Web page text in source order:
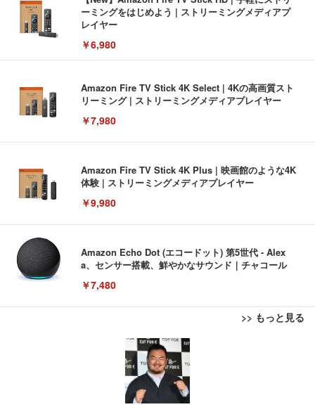
ーミングをはじめよう | ストリーミングメディアプ
レイヤー
￥6,980
Amazon Fire TV Stick 4K Select | 4Kの高画質スト
リーミング | ストリーミングメディアプレイヤー
￥7,980
Amazon Fire TV Stick 4K Plus | 映画館のような4K
体験 | ストリーミングメディアプレイヤー
￥9,980
Amazon Echo Dot (エコードット) 第5世代 - Alex
a、センサー搭載、鮮やかなサウンド｜チャコール
￥7,480
>> もっと見る
[EdoErgo] オフィスチェア 椅子 テレワーク 疲れな
い 跳ね上げ式アームレスト コンパクト 約105度ロッ
キング pc 事務椅子 360度回転 座面昇降 強化ナイロ
ン樹脂ベース 通気性メッシュ 在宅ワーク H-WY01
(黒網+黒枠+黒足)
EIZO ビジネス向けプレミアムモニター | FlexScan
EV3240X-WT | 31.5型4K UHD・USB Type-C・ホワ
￥105,595
Amazonベーシック ペットシーツ 薄型 レギュラー 1
回使い捨て 無香料 ホワイト 300枚